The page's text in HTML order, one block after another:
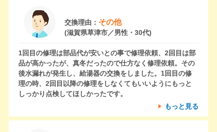
交換理由： その他
(滋賀県草津市／男性・30代)
1回目の修理は部品代が安いとの事で修理依頼、2回目は部
品が高かったが、真冬だったので仕方なく修理依頼。その
後水漏れが発生し、給湯器の交換をしました。1回目の修
理の時、2回目以降の修理をしなくてもいいようにもっと
しっかり点検してほしかったです。
もっと見る